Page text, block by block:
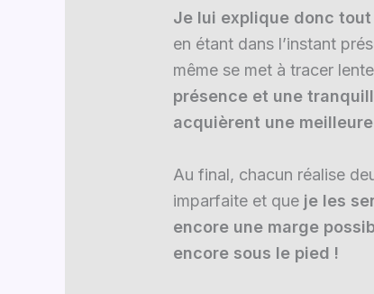
Je lui explique donc
en étant dans l’instant
même se met à tracer
présence et une
acquièrent une
Au final, chacun réalise
imparfaite et que je les
encore une marge
encore sous le pied !